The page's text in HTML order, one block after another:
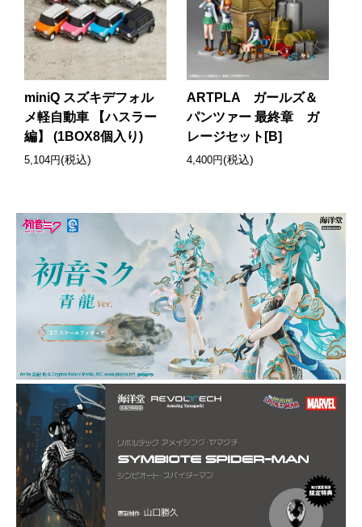
miniQ スズキデフォル
メ軽自動車 【ハスラー
編】 (1BOX8個入り)
5,104円(税込)
ARTPLA ガールズ＆
パンツァー 最終章 ガ
レージセット[B]
4,400円(税込)